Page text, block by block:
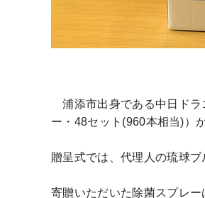
浦添市出身である中日ドラ
ー・48セット(960本相当)）
贈呈式では、代理人の琉球
寄贈いただいた除菌スプレー